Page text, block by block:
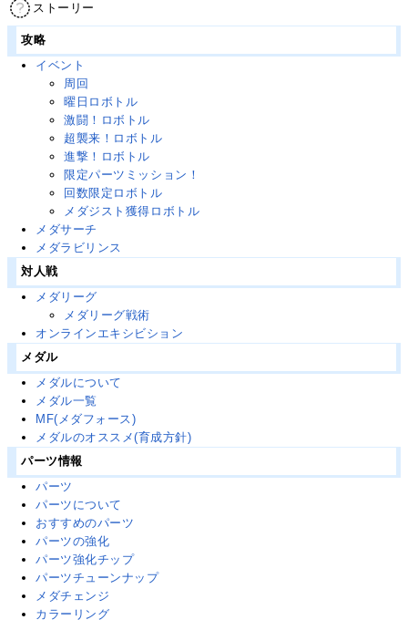
ストーリー
攻略
イベント
周回
曜日ロボトル
激闘！ロボトル
超襲来！ロボトル
進撃！ロボトル
限定パーツミッション！
回数限定ロボトル
メダジスト獲得ロボトル
メダサーチ
メダラビリンス
対人戦
メダリーグ
メダリーグ戦術
オンラインエキシビション
メダル
メダルについて
メダル一覧
MF(メダフォース)
メダルのオススメ(育成方針)
パーツ情報
パーツ
パーツについて
おすすめのパーツ
パーツの強化
パーツ強化チップ
パーツチューンナップ
メダチェンジ
カラーリング